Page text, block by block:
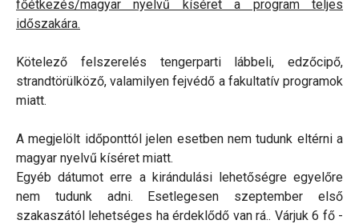
főétkezés/magyar nyelvű kíséret a program teljes
időszakára.
Kötelező felszerelés tengerparti lábbeli, edzőcipő,
strandtörülköző, valamilyen fejvédő a fakultatív programok
miatt.
A megjelölt időponttól jelen esetben nem tudunk eltérni a
magyar nyelvű kíséret miatt.
Egyéb dátumot erre a kirándulási lehetőségre egyelőre
nem tudunk adni. Esetlegesen szeptember első
szakaszától lehetséges ha érdeklődő van rá.. Várjuk 6 fő -